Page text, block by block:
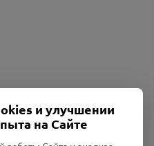
и улучшении
на Сайте